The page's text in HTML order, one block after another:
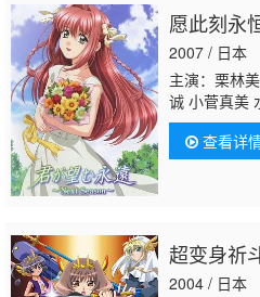
愿此刻永
2007 / 日本
主演：栗林
诚 小菅真美
查看详
超变身祈
2004 / 日本